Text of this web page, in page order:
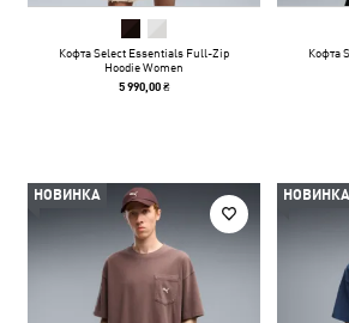
Кофта Select Essentials Full-Zip
Hoodie Women
5 990,00 ₴
Кофта
НОВИНКА НОВИНКА